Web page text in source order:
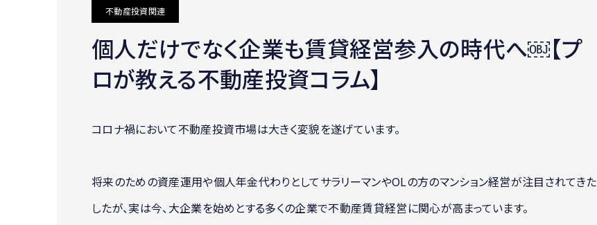
不動産投資関連
個人だけでなく企業も賃貸経営参入の時代へ￼【プ
ロが教える不動産投資コラム】
コロナ禍において不動産投資市場は大きく変貌を遂げています。
将来のための資産運用や個人年金代わりとしてサラリーマンやOLの方のマンション経営が注目されてきた
したが、実は今、大企業を始めとする多くの企業で不動産賃貸経営に関心が高まっています。